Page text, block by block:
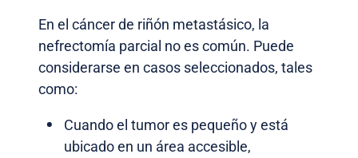
En el cáncer de riñón metastásico, la
nefrectomía parcial no es común. Puede
considerarse en casos seleccionados, tales
como:
Cuando el tumor es pequeño y está
ubicado en un área accesible,